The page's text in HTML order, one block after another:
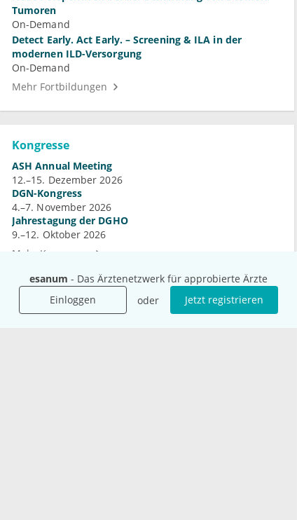
esanum - Das Ärztenetzwerk für approbierte Ärzte
Einloggen
oder Jetzt registrieren
Tumoren
On-Demand
Detect Early. Act Early. – Screening & ILA in der
modernen ILD-Versorgung
On-Demand
Mehr Fortbildungen
Kongresse
ASH Annual Meeting
12.–15. Dezember 2026
DGN-Kongress
4.–7. November 2026
Jahrestagung der DGHO
9.–12. Oktober 2026
Mehr Kongresse